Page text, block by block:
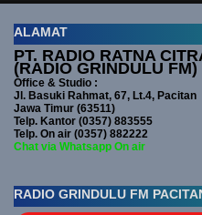
ALAMAT
PT. RADIO RATNA
(RADIO GRINDULU FM)
Office & Studio :
Jl. Basuki Rahmat, 67, Lt.4, Pacitan
Jawa Timur (63511)
Telp. Kantor (0357) 883555
Telp. On air (0357) 882222
Chat via Whatsapp On air
RADIO GRINDULU FM